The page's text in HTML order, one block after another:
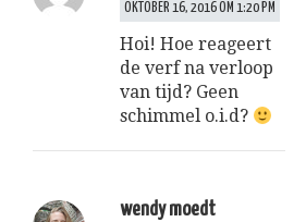
OKTOBER 16, 2016 OM 1:20 PM
Hoi! Hoe reageert
de verf na verloop
van tijd? Geen
schimmel o.i.d?
wendy moedt